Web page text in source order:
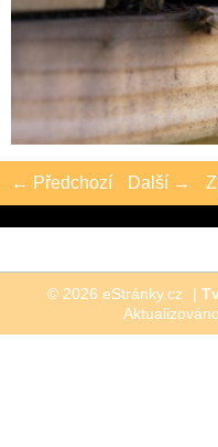
← Předchozí Další →
© 2026 eStránky.cz |